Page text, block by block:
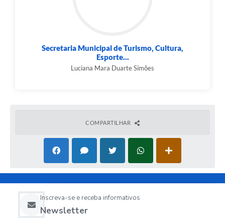
Secretaria Municipal de Turismo, Cultura,
Esporte...
Luciana Mara Duarte Simões
COMPARTILHAR
Newsletter
Inscreva-se e receba informativos